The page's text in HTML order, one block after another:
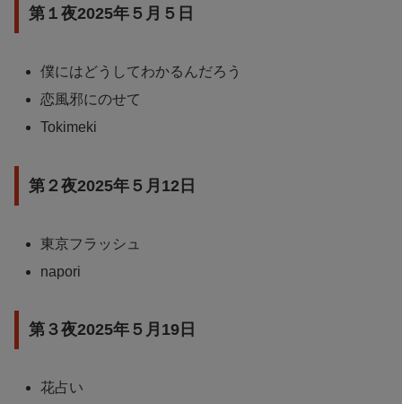
第１夜2025年５月５日
僕にはどうしてわかるんだろう
恋風邪にのせて
Tokimeki
第２夜2025年５月12日
東京フラッシュ
napori
第３夜2025年５月19日
花占い